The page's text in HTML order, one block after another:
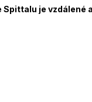
je vzdálené